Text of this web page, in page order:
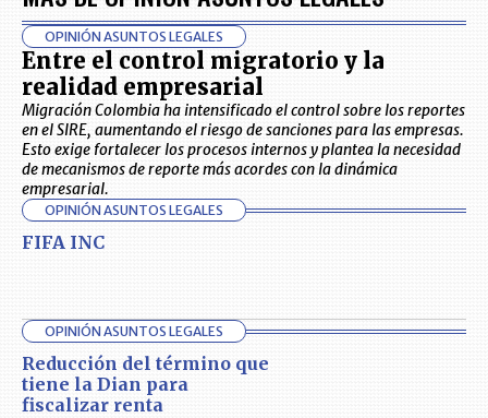
OPINIÓN ASUNTOS LEGALES
Entre el control migratorio y la
realidad empresarial
Migración Colombia ha intensificado el control sobre los reportes
en el SIRE, aumentando el riesgo de sanciones para las empresas.
Esto exige fortalecer los procesos internos y plantea la necesidad
de mecanismos de reporte más acordes con la dinámica
empresarial.
OPINIÓN ASUNTOS LEGALES
FIFA INC
OPINIÓN ASUNTOS LEGALES
Reducción del término que
tiene la Dian para
fiscalizar renta